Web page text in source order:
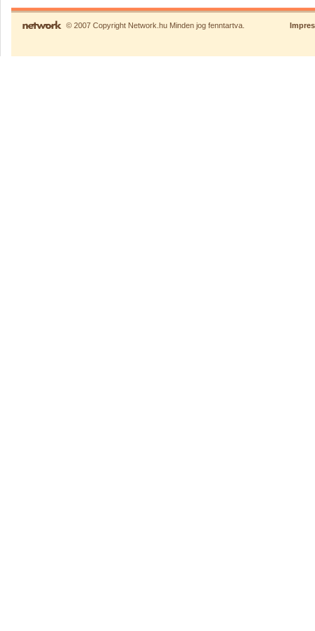
© 2007 Copyright Network.hu Minden jog fenntartva.